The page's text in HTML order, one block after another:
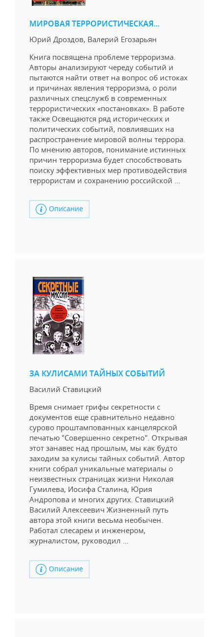
МИРОВАЯ ТЕРРОРИСТИЧЕСКАЯ...
Юрий Дроздов, Валерий Егозарьян
Книга посвящена проблеме терроризма.
Авторы анализируют череду событий и
пытаются найти ответ на вопрос об истоках
и причинах явления терроризма, о роли
различных спецслужб в современных
террористических «постановках». В работе
также Освещаются ряд исторических и
политических событий, повлиявших на
распространение мировой волны террора.
По мнению авторов, понимание истинных
причин терроризма будет способствовать
поиску эффективных мер противодействия
террористам и сохранению российской …
Описание
ЗА КУЛИСАМИ ТАЙНЫХ СОБЫТИЙ
Василий Ставицкий
Время снимает грифы секретности с
документов еще сравнительно недавно
сурово проштампованных канцелярской
печатью "Совершенно секретно". Открывая
этот занавес над прошлым, мы как будто
заходим за кулисы тайных событий. Автор
книги собрал уникальные материалы о
неизвестных страницах жизни Николая
Гумилева, Иосифа Сталина, Юрия
Андропова и многих других. Ставицкий
Василий Алексеевич Жизненный путь
автора этой книги весьма необычен.
Работал слесарем и инженером,
журналистом, руководил …
Описание